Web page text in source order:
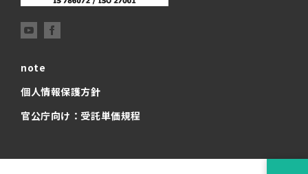
note
個人情報保護方針
官公庁向け：受託単価規程